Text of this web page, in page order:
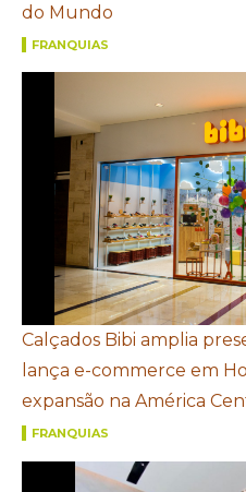
do Mundo
FRANQUIAS
Calçados Bibi amplia
lança e-commerce em
expansão na América
FRANQUIAS